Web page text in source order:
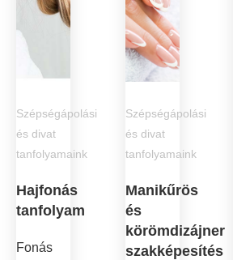
Szépségápolási
és divat
tanfolyamaink
Hajfonás
tanfolyam
Fonás
Szépségápolási
és divat
tanfolyamaink
Manikűrös
és
körömdizájner
szakképesítés